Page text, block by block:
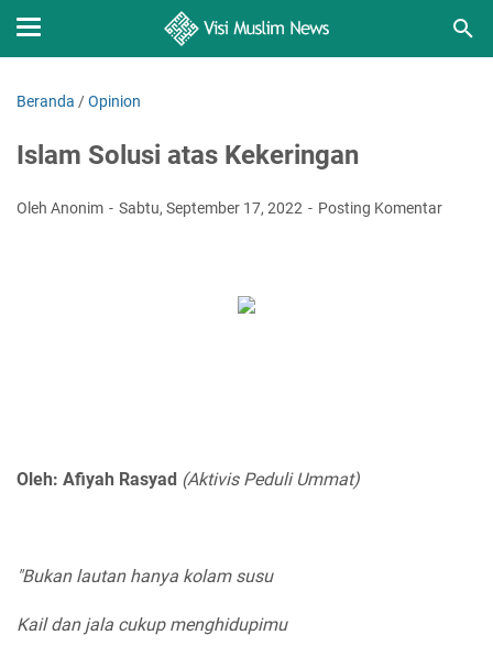
Beranda /Opinion
Islam Solusi atas Kekeringan
Oleh Anonim Sabtu, September 17, 2022 Posting Komentar
Oleh: Afiyah Rasyad (Aktivis Peduli Ummat)
"Bukan lautan hanya kolam susu
Kail dan jala cukup menghidupimu